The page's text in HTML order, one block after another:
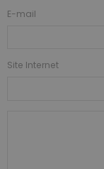
E-mail
Site Internet